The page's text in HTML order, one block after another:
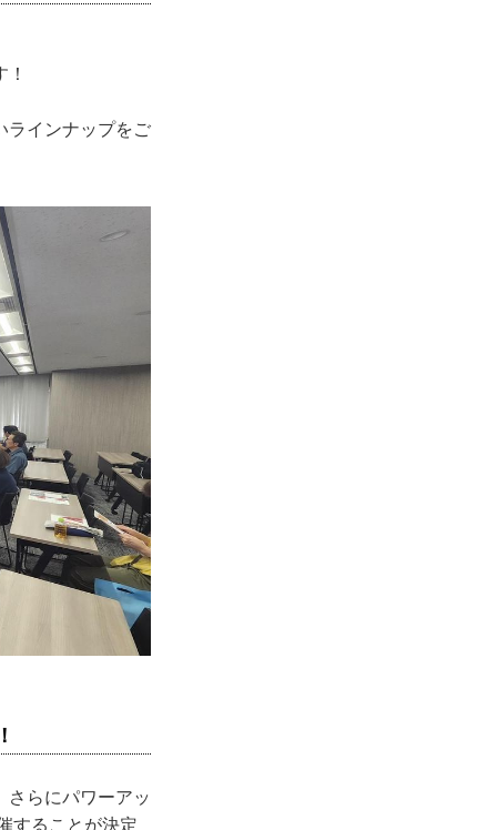
ラインナップをご
さらにパワーアッ
することが決定